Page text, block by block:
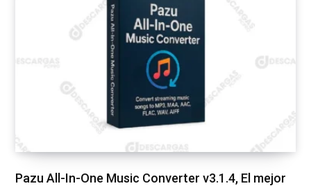
Pazu All-In-One Music Converter v3.1.4, El mejor